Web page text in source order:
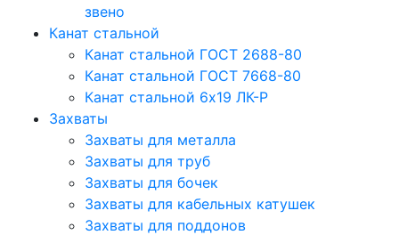
звено
Канат стальной
Канат стальной ГОСТ 2688-80
Канат стальной ГОСТ 7668-80
Канат стальной 6x19 ЛК-Р
Захваты
Захваты для металла
Захваты для труб
Захваты для бочек
Захваты для кабельных катушек
Захваты для поддонов